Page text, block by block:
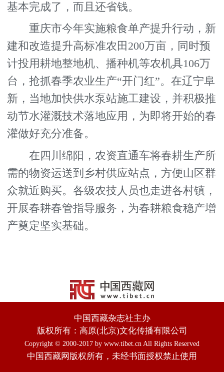
基本完成了，而且还省钱。
重庆市今年实施粮食单产提升行动，新
建和改造提升高标准农田200万亩，同时预
计投用耕地整地机、播种机等农机具106万
台，抢抓春季农业生产“开门红”。在辽宁阜
新，当地加快供水泵站施工建设，并积极推
动节水灌溉技术落地应用，为即将开始的春
灌做好充分准备。
在四川绵阳，农资直通车将春耕生产所
需的物资运送到乡村供应站点，方便山区群
众就近购买。各级农技人员也走进各村镇，
开展春耕春管指导服务，为春耕粮食稳产增
产奠定坚实基础。
中国西藏杂志社主办
版权所有：高原(北京)文化传播有限公司
Copyright © 2000-2017 by www.tibet.cn All Rights Reserved
中国西藏网版权所有，未经书面授权禁止使用